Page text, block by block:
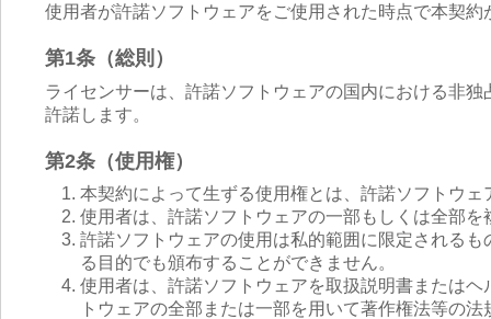
使用者が許諾ソフトウェアをご使用された時点で本契
第1条（総則）
ライセンサーは、許諾ソフトウェアの国内における非
許諾します。
第2条（使用権）
本契約によって生ずる使用権とは、許諾ソフトウ
使用者は、許諾ソフトウェアの一部もしくは全部
許諾ソフトウェアの使用は私的範囲に限定される
る目的でも頒布することができません。
使用者は、許諾ソフトウェアを取扱説明書または
トウェアの全部または一部を用いて著作権法等の